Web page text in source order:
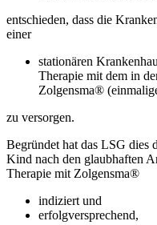
entschieden, dass die
einer
stationären
Therapie mit dem in
Zolgensma®
zu versorgen.
Begründet hat das LSG dies
Kind nach den glaubhaften
Therapie mit Zolgensma®
indiziert und
erfolgversprechend,